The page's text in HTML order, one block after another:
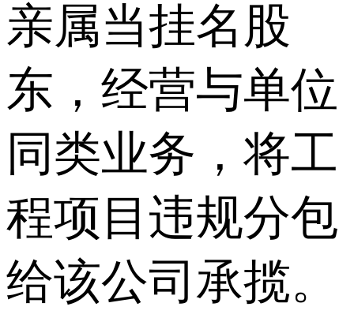
亲属当挂名股
东，经营与单位
同类业务，将工
程项目违规分包
给该公司承揽。